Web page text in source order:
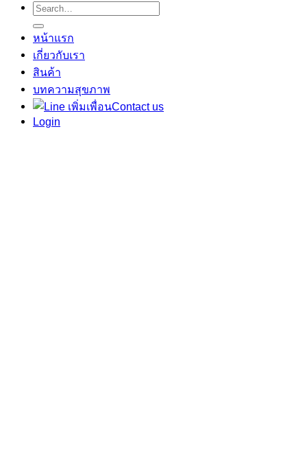
Search
for:
หน้าแรก
เกี่ยวกับเรา
สินค้า
บทความสุขภาพ
Contact us
Login